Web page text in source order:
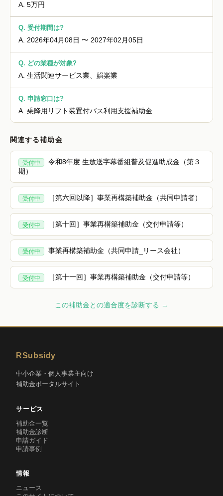
A. 5万円
Q. 受付期間は?
A. 2026年04月08日 〜 2027年02月05日
Q. どの業種が対象?
A. 生活関連サービス業、娯楽業
Q. 申請窓口は?
A. 乗降用リフト装置付バス利用支援補助金
関連する補助金
受付中
令和8年度 生放送字幕番組普及促進助成金（第３
期）
受付中 ［第六回以降］事業再構築補助金（共同申請者）
受付中 ［第十回］事業再構築補助金（交付申請等）
受付中 事業再構築補助金（共同申請_リース会社）
受付中 ［第十一回］事業再構築補助金（交付申請等）
この補助金との適合度を診断する →
RSubsidy
中小企業・個人事業主向け
補助金ポータルサイト
サービス
補助金一覧
補助金診断
申請ガイド
申請事例
情報
ニュース